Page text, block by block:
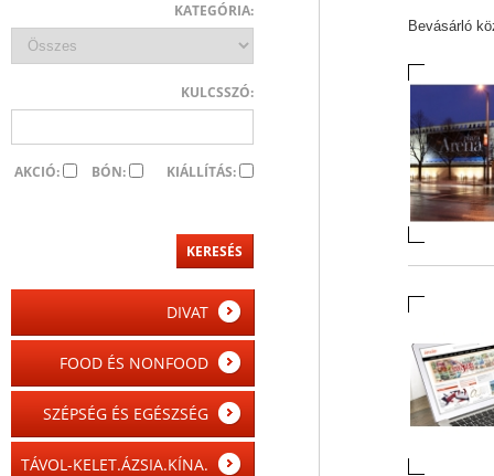
Bevásárló
KATEGÓRIA:
KULCSSZÓ:
AKCIÓ: BÓN: KIÁLLÍTÁS:
DIVAT
FOOD ÉS NONFOOD
SZÉPSÉG ÉS EGÉSZSÉG
TÁVOL-KELET.ÁZSIA.KÍNA.